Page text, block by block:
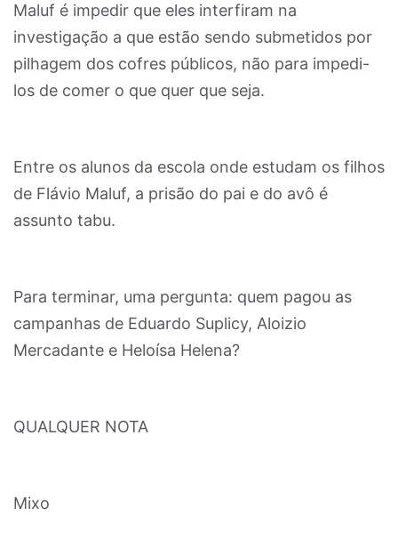
Maluf é impedir que eles interfiram na
investigação a que estão sendo submetidos por
pilhagem dos cofres públicos, não para impedi-
los de comer o que quer que seja.
Entre os alunos da escola onde estudam os filhos
de Flávio Maluf, a prisão do pai e do avô é
assunto tabu.
Para terminar, uma pergunta: quem pagou as
campanhas de Eduardo Suplicy, Aloizio
Mercadante e Heloísa Helena?
QUALQUER NOTA
Mixo